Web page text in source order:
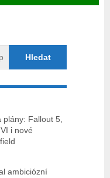
Fallout 5,
i nové
ambiciózní